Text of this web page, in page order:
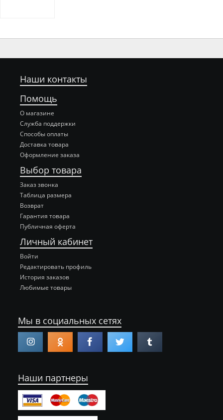
Наши контакты
Помощь
О магазине
Служба поддержки
Способы оплаты
Доставка товара
Оформление заказа
Выбор товара
Заказ звонка
Таблица размера
Возврат
Гарантия товара
Публичная оферта
Личный кабинет
Войти
Редактировать профиль
История заказов
Любимые товары
Мы в социальных сетях
Наши партнеры